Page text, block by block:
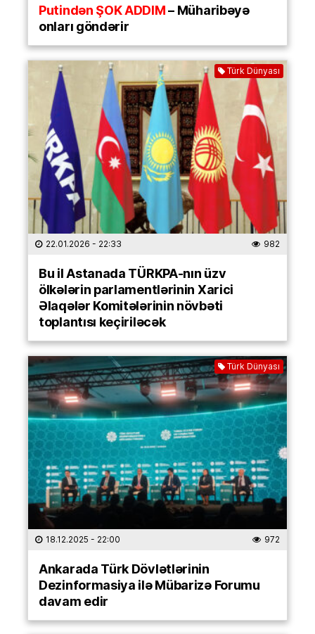
Putindən ŞOK ADDIM– Müharibəyə
onları göndərir
Türk Dünyası
22.01.2026 - 22:33 982
Bu il Astanada TÜRKPA-nın üzv
ölkələrin parlamentlərinin Xarici
Əlaqələr Komitələrinin növbəti
toplantısı keçiriləcək
Türk Dünyası
18.12.2025 - 22:00 972
Ankarada Türk Dövlətlərinin
Dezinformasiya ilə Mübarizə Forumu
davam edir